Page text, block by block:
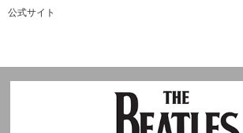
公式サイト